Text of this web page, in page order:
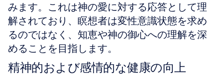
みます。これは神の愛に対する応答として理
解されており、瞑想者は変性意識状態を求め
るのではなく、知恵や神の御心への理解を深
めることを目指します。
精神的および感情的な健康の向上